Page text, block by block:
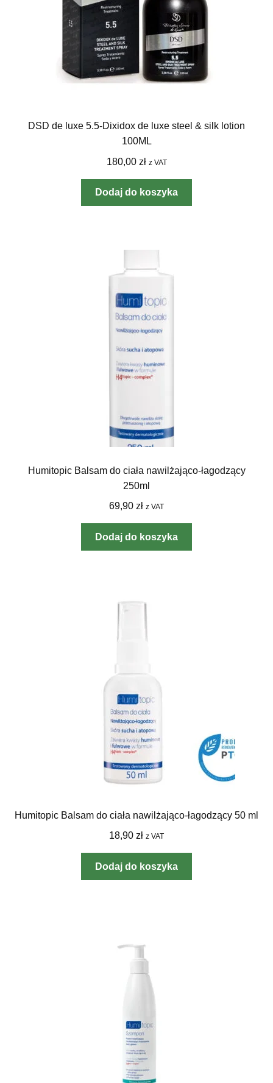
DSD de luxe 5.5-Dixidox de luxe steel & silk lotion
100ML
180,00 zł z VAT
Dodaj do koszyka
Humitopic Balsam do ciała nawilżająco-łagodzący
250ml
69,90 zł z VAT
Dodaj do koszyka
Humitopic Balsam do ciała nawilżająco-łagodzący 50 ml
18,90 zł z VAT
Dodaj do koszyka